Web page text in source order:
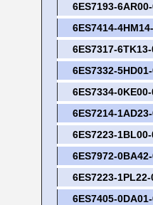
6ES7193-
6ES7414-
6ES7317-
6ES7332-
6ES7334-
6ES7214-
6ES7223-
6ES7972-
6ES7223-
6ES7405-